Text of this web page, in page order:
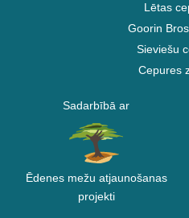
Lētas
Goorin
Sieviešu
Cepures
Sadarbībā ar
Ēdenes mežu atjaunošanas
projekti